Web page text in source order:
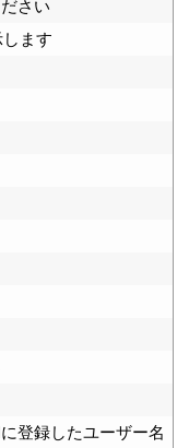
さい
ます
に登録したユーザー名